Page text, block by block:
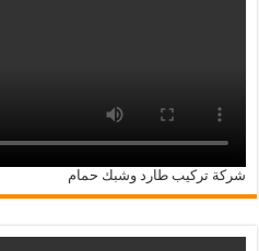
شركة تركيب طارد وشبك حمام